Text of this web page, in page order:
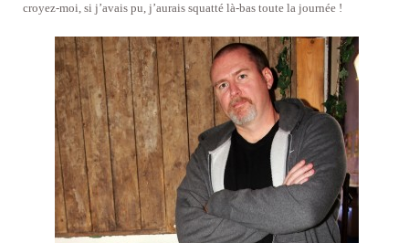
croyez-moi, si j’avais pu, j’aurais squatté là-bas toute la journée !